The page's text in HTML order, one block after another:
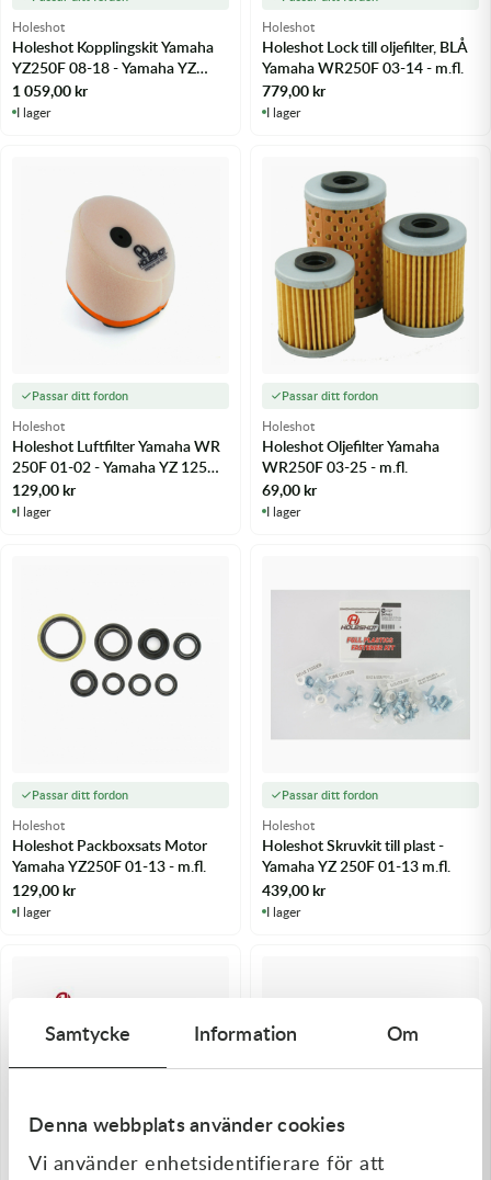
Samtycke Information Om
Denna webbplats använder cookies
Vi använder enhetsidentifierare för att
Holeshot
Holeshot Kopplingskit Yamaha
YZ250F 08-18 - Yamaha YZ
250F 08-18
1 059,00kr
I lager
Holeshot
Holeshot Lock till oljefilter, BLÅ
Yamaha WR250F 03-14 - m.fl.
779,00kr
I lager
Passar ditt fordon
Holeshot
Holeshot Luftfilter Yamaha WR
250F 01-02 - Yamaha YZ 125
97-25 m.fl.
129,00kr
I lager
Passar ditt fordon
Holeshot
Holeshot Oljefilter Yamaha
WR250F 03-25 - m.fl.
69,00kr
I lager
Passar ditt fordon
Holeshot
Holeshot Packboxsats Motor
Yamaha YZ250F 01-13 - m.fl.
129,00kr
I lager
Passar ditt fordon
Holeshot
Holeshot Skruvkit till plast -
Yamaha YZ 250F 01-13 m.fl.
439,00kr
I lager